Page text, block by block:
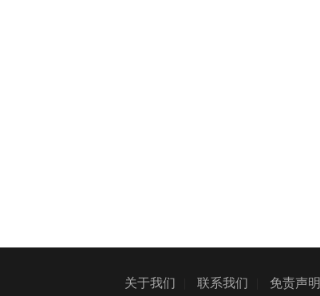
关于我们 联系我们 免责声明